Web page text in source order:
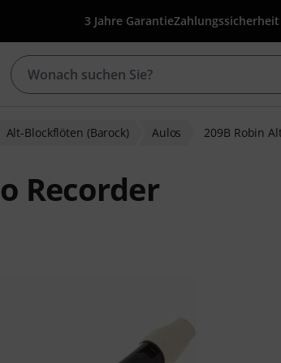
3 Jahre GarantieZahlungssicherheit
Alt-Blockflöten (Barock) Aulos 209B Robin
Recorder